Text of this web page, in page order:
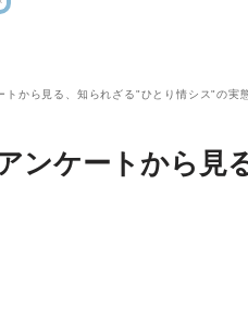
から見る、知られざる"ひとり情シス"の実
ンケートから見